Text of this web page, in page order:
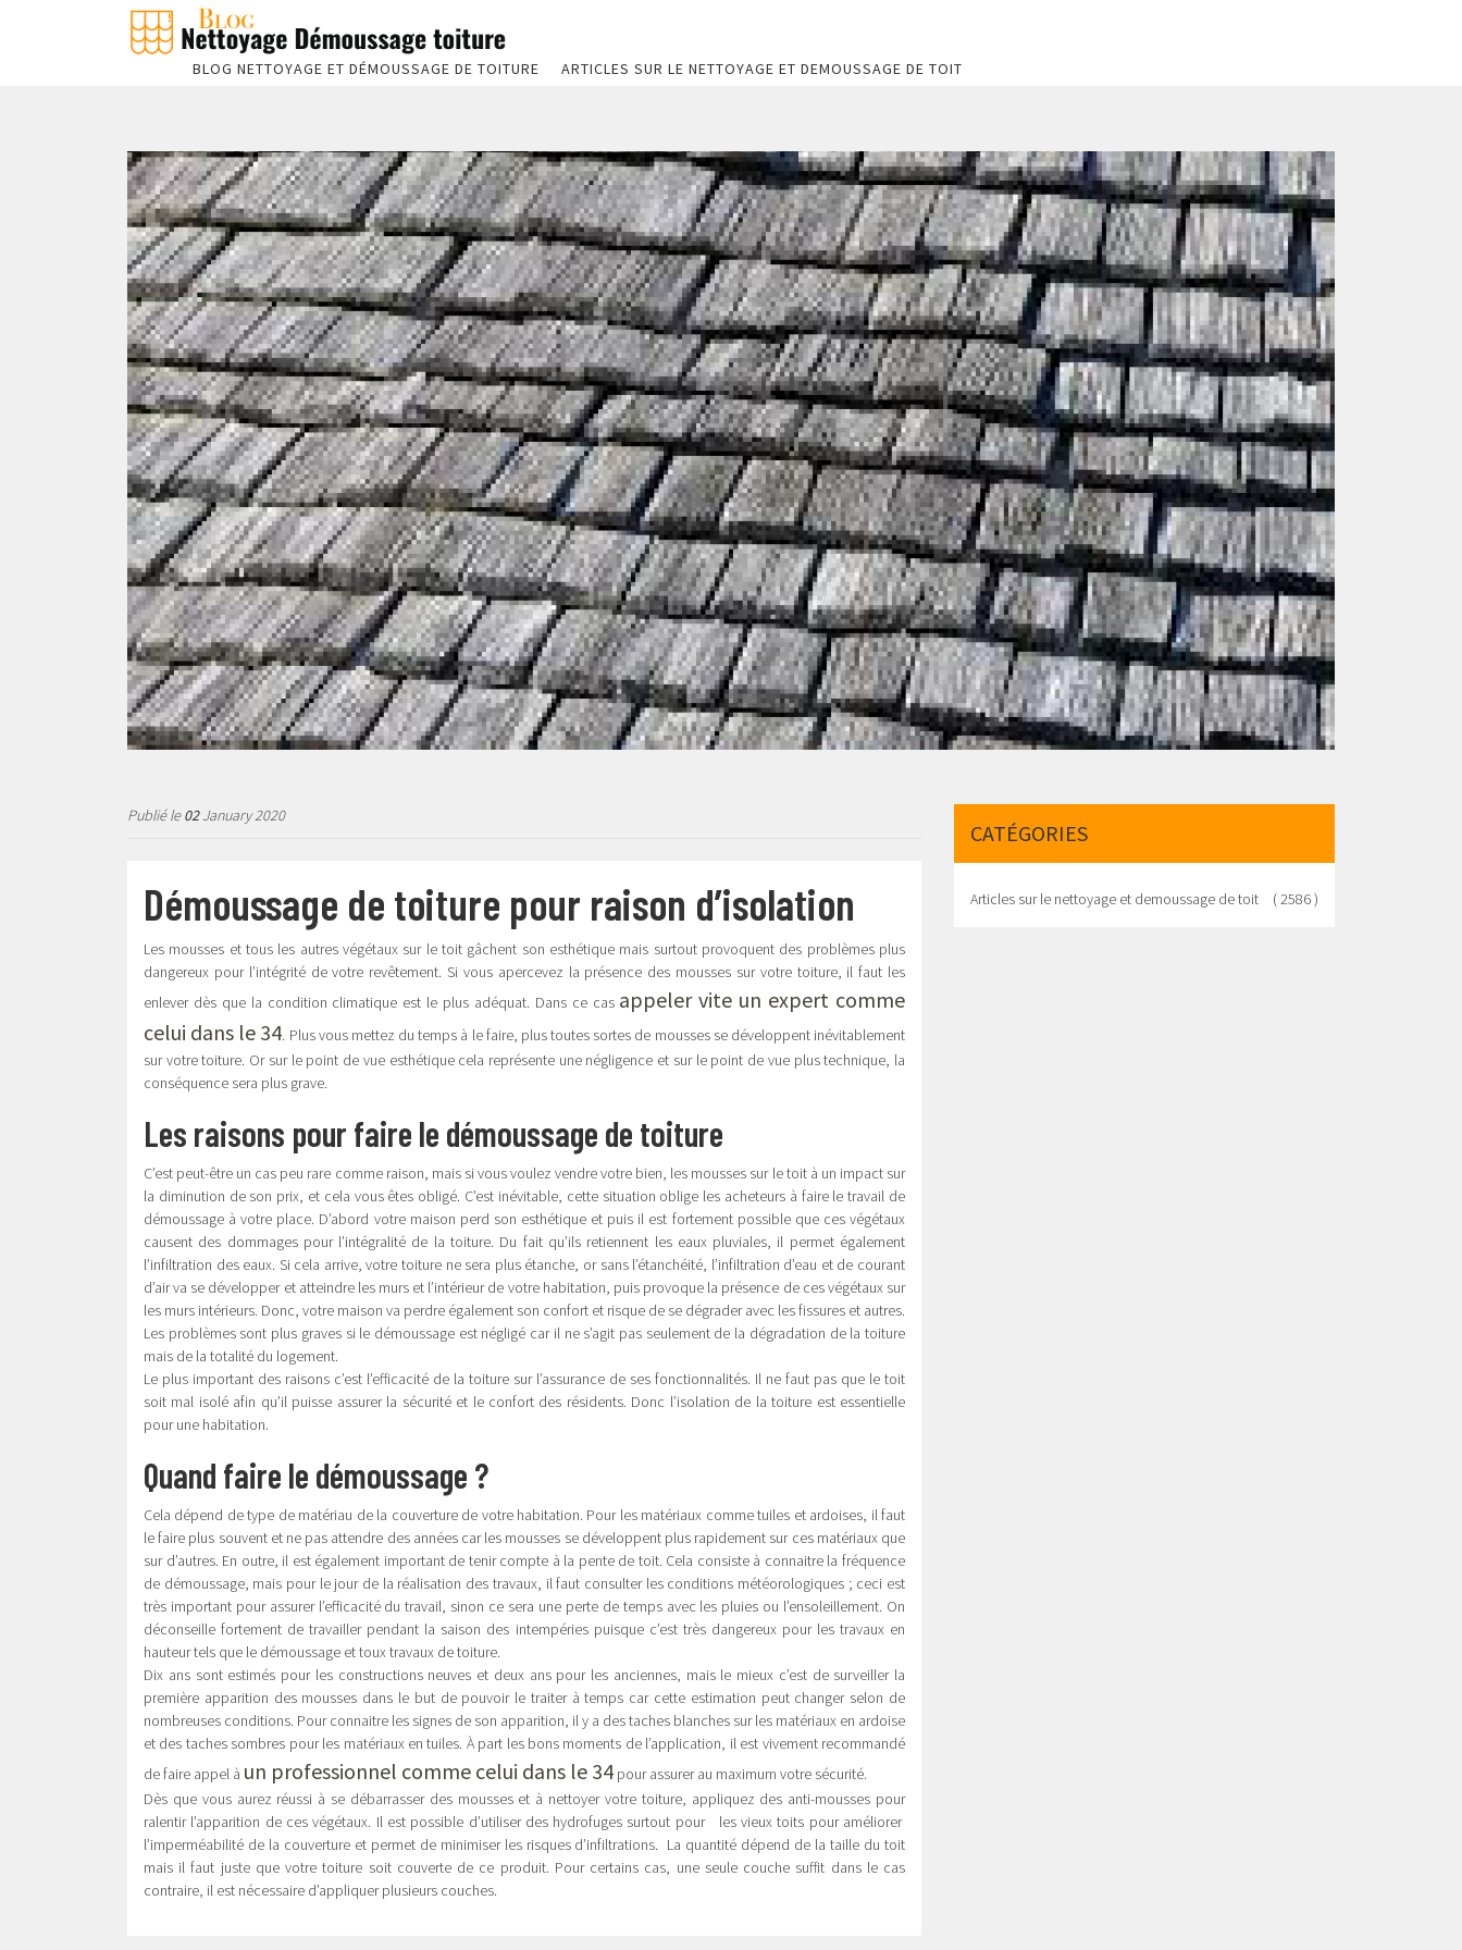
BLOG NETTOYAGE ET DÉMOUSSAGE DE TOITURE ARTICLES SUR LE NETTOYAGE ET DEMOUSSAGE DE TOIT
Publié le02January 2020
Démoussage de toiture pour raison d’isolation
Les mousses et tous les autres végétaux sur le toit gâchent son esthétique mais surtout provoquent des problèmes plus
dangereux pour l’intégrité de votre revêtement. Si vous apercevez la présence des mousses sur votre toiture, il faut les
enlever dès que la condition climatique est le plus adéquat. Dans ce cas appeler vite un expert comme
celui dans le 34. Plus vous mettez du temps à le faire, plus toutes sortes de mousses se développent inévitablement
sur votre toiture. Or sur le point de vue esthétique cela représente une négligence et sur le point de vue plus technique, la
conséquence sera plus grave.
Les raisons pour faire le démoussage de toiture
C’est peut-être un cas peu rare comme raison, mais si vous voulez vendre votre bien, les mousses sur le toit à un impact sur
la diminution de son prix, et cela vous êtes obligé. C’est inévitable, cette situation oblige les acheteurs à faire le travail de
démoussage à votre place. D’abord votre maison perd son esthétique et puis il est fortement possible que ces végétaux
causent des dommages pour l’intégralité de la toiture. Du fait qu’ils retiennent les eaux pluviales, il permet également
l’infiltration des eaux. Si cela arrive, votre toiture ne sera plus étanche, or sans l’étanchéité, l’infiltration d’eau et de courant
d’air va se développer et atteindre les murs et l’intérieur de votre habitation, puis provoque la présence de ces végétaux sur
les murs intérieurs. Donc, votre maison va perdre également son confort et risque de se dégrader avec les fissures et autres.
Les problèmes sont plus graves si le démoussage est négligé car il ne s’agit pas seulement de la dégradation de la toiture
mais de la totalité du logement.
Le plus important des raisons c’est l’efficacité de la toiture sur l’assurance de ses fonctionnalités. Il ne faut pas que le toit
soit mal isolé afin qu’il puisse assurer la sécurité et le confort des résidents. Donc l’isolation de la toiture est essentielle
pour une habitation.
Quand faire le démoussage ?
Cela dépend de type de matériau de la couverture de votre habitation. Pour les matériaux comme tuiles et ardoises, il faut
le faire plus souvent et ne pas attendre des années car les mousses se développent plus rapidement sur ces matériaux que
sur d’autres. En outre, il est également important de tenir compte à la pente de toit. Cela consiste à connaitre la fréquence
de démoussage, mais pour le jour de la réalisation des travaux, il faut consulter les conditions météorologiques ; ceci est
très important pour assurer l’efficacité du travail, sinon ce sera une perte de temps avec les pluies ou l’ensoleillement. On
déconseille fortement de travailler pendant la saison des intempéries puisque c’est très dangereux pour les travaux en
hauteur tels que le démoussage et toux travaux de toiture.
Dix ans sont estimés pour les constructions neuves et deux ans pour les anciennes, mais le mieux c’est de surveiller la
première apparition des mousses dans le but de pouvoir le traiter à temps car cette estimation peut changer selon de
nombreuses conditions. Pour connaitre les signes de son apparition, il y a des taches blanches sur les matériaux en ardoise
et des taches sombres pour les matériaux en tuiles. À part les bons moments de l’application, il est vivement recommandé
de faire appel à un professionnel comme celui dans le 34 pour assurer au maximum votre sécurité.
Dès que vous aurez réussi à se débarrasser des mousses et à nettoyer votre toiture, appliquez des anti-mousses pour
ralentir l’apparition de ces végétaux. Il est possible d’utiliser des hydrofuges surtout pour les vieux toits pour améliorer
l’imperméabilité de la couverture et permet de minimiser les risques d’infiltrations. La quantité dépend de la taille du toit
mais il faut juste que votre toiture soit couverte de ce produit. Pour certains cas, une seule couche suffit dans le cas
contraire, il est nécessaire d’appliquer plusieurs couches.
CATÉGORIES
Articles sur le nettoyage et demoussage de toit ( 2586 )